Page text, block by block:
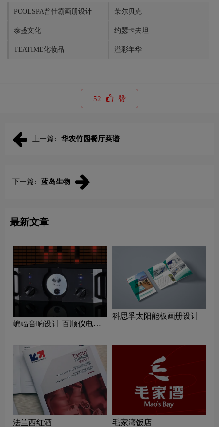
POOLSPA普仕霸画册设计 茉尔贝克
泰盛文化 约瑟卡夫坦
TEATIME化妆品 溢彩年华
52 赞
上一篇: 华农竹园餐厅菜谱
下一篇: 蓝岛生物
最新文章
蝙蝠音响设计-百顺仪电子
科思孚太阳能板画册设计
法兰西红酒 毛家湾饭店